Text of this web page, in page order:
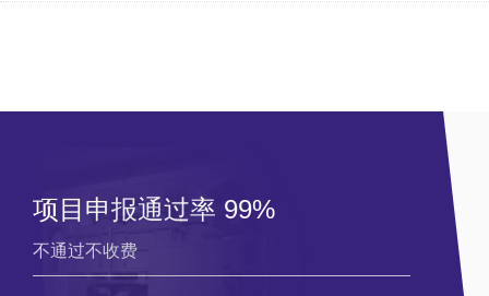
项目申报通过率 99%
不通过不收费